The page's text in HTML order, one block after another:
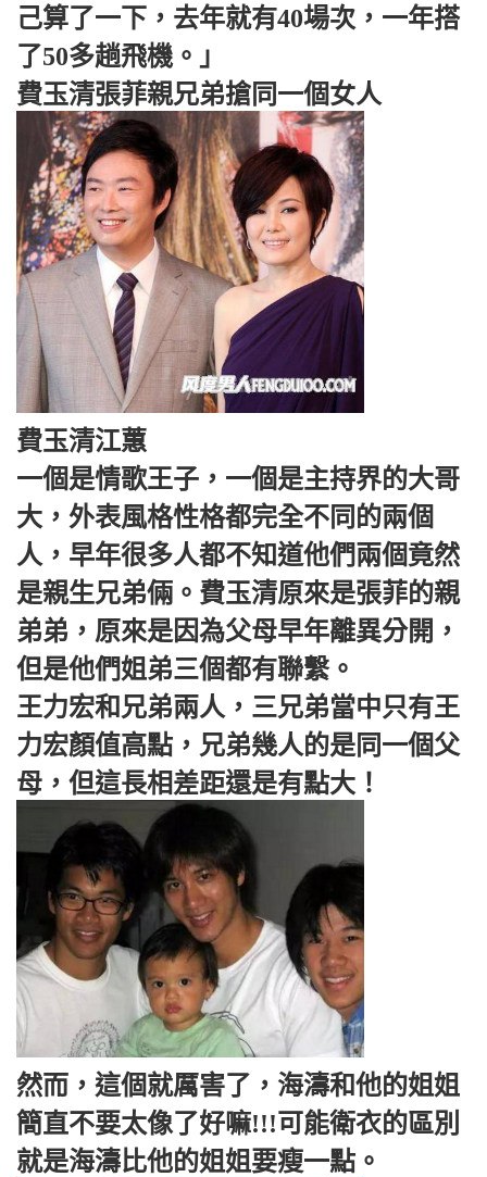
己算了一下，去年就有40場次，一年搭
了50多趟飛機。」
費玉清張菲親兄弟搶同一個女人
費玉清江蕙
一個是情歌王子，一個是主持界的大哥
大，外表風格性格都完全不同的兩個
人，早年很多人都不知道他們兩個竟然
是親生兄弟倆。費玉清原來是張菲的親
弟弟，原來是因為父母早年離異分開，
但是他們姐弟三個都有聯繫。
王力宏和兄弟兩人，三兄弟當中只有王
力宏顏值高點，兄弟幾人的是同一個父
母，但這長相差距還是有點大！
然而，這個就厲害了，海濤和他的姐姐
簡直不要太像了好嘛!!!可能衛衣的區別
就是海濤比他的姐姐要瘦一點。